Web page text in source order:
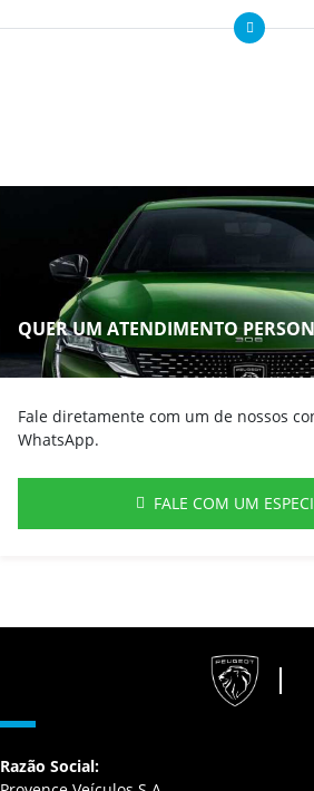
QUER UM ATENDIMENTO
FALE COM UM
Fale diretamente com um de nossos
WhatsApp.
Razão Social: